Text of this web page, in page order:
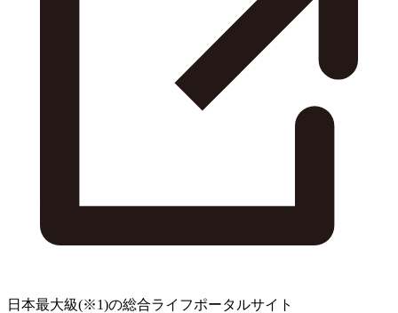
日本最大級(※1)の総合ライフポータルサイト